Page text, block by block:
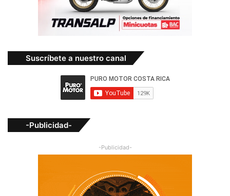
Suscríbete a nuestro canal
-Publicidad-
-Publicidad-